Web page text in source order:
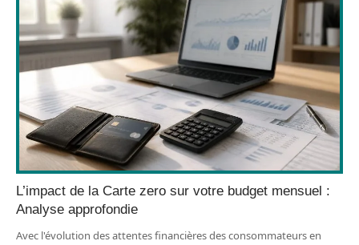
L’impact de la Carte zero sur votre budget mensuel :
Analyse approfondie
Avec l'évolution des attentes financières des consommateurs en